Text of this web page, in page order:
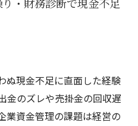
ぬ現金不足に直面した経験
金のズレや売掛金の回収遅
業資金管理の課題は経営の